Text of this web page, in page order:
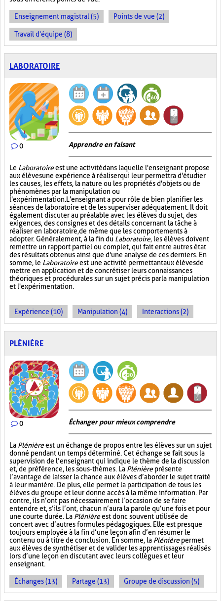
Enseignement magistral (5) Points de vue (2)
Travail d'équipe (8)
LABORATOIRE
0 Apprendre en faisant
Le Laboratoireest une activité dans laquelle l'enseignant propose
aux élèves une expérience à réaliser qui leur permettra d'étudier
les causes, les effets, la nature ou les propriétés d'objets ou de
phénomènes par la manipulation ou
l'expérimentation. L'enseignant a pour rôle de bien planifier les
séances de laboratoire et de les superviser adéquatement. Il doit
également discuter au préalable avec les élèves du sujet, des
exigences, des consignes et des détails concernant la tâche à
réaliser en laboratoire, de même que les comportements à
adopter. Généralement, à la fin du Laboratoire, les élèves doivent
remettre un rapport partiel ou complet, qui fait entre autres état
des résultats obtenus ainsi que d'une analyse de ces derniers. En
somme, le Laboratoireest une activité permettant aux élèves de
mettre en application et de concrétiser leurs connaissances
théoriques et procédurales sur un sujet précis par la manipulation
et l'expérimentation.
Expérience (10) Manipulation (4) Interactions (2)
PLÉNIÈRE
0 Échanger pour mieux comprendre
La Plénièreest un échange de propos entre les élèves sur un sujet
donné pendant un temps déterminé. Cet échange se fait sous la
supervision de l’enseignant qui indique le thème de la discussion
et, de préférence, les sous-thèmes. La Plénièreprésente
l’avantage de laisser la chance aux élèves d’aborder le sujet traité
à leur manière. De plus, elle permet la participation de tous les
élèves du groupe et leur donne accès à la même information. Par
contre, ils n’ont pas nécessairement l’occasion de se faire
entendre et, s’ils l’ont, chacun n’aura la parole qu’une fois et pour
une courte durée. La Plénièreest donc souvent utilisée de
concert avec d’autres formules pédagogiques. Elle est presque
toujours employée à la fin d’une leçon afin d’en résumer le
contenu ou à titre de conclusion. En somme, la Plénièrepermet
aux élèves de synthétiser et de valider les apprentissages réalisés
lors d’une leçon en discutant avec leurs collègues et leur
enseignant.
Échanges (13) Partage (13) Groupe de discussion (5)